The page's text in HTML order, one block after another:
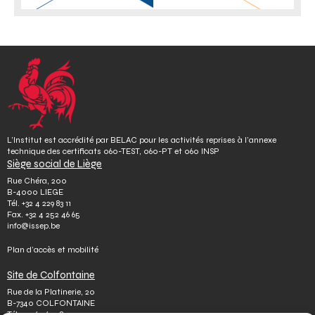
L’Institut est accrédité par BELAC pour les activités reprises à l’annexe
technique des certificats 060-TEST, 060-PT et 060 INSP
Siège social de Liège
Rue Chéra, 200
B-4000 LIEGE
Tél. +32 4 229 83 11
Fax. +32 4 252 46 65
info@issep.be
Plan d’accès et mobilité
Site de Colfontaine
Rue de la Platinerie, 20
B-7340 COLFONTAINE